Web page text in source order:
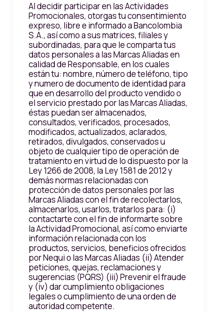
Al decidir participar en las Actividades
Promocionales, otorgas tu consentimiento
expreso, libre e informado a Bancolombia
S.A., así como a sus matrices, filiales y
subordinadas, para que le comparta tus
datos personales a las Marcas Aliadas en
calidad de Responsable, en los cuales
están tu: nombre, número de teléfono, tipo
y numero de documento de identidad para
que en desarrollo del producto vendido o
el servicio prestado por las Marcas Aliadas,
éstas puedan ser almacenados,
consultados, verificados, procesados,
modificados, actualizados, aclarados,
retirados, divulgados, conservados u
objeto de cualquier tipo de operación de
tratamiento en virtud de lo dispuesto por la
Ley 1266 de 2008, la Ley 1581 de 2012 y
demás normas relacionadas con
protección de datos personales por las
Marcas Aliadas con el fin de recolectarlos,
almacenarlos, usarlos, tratarlos para: (i)
contactarte con el fin de informarte sobre
la Actividad Promocional, así como enviarte
información relacionada con los
productos, servicios, beneficios ofrecidos
por Nequi o las Marcas Aliadas (ii) Atender
peticiones, quejas, reclamaciones y
sugerencias (PQRS) (iii) Prevenir el fraude
y (iv) dar cumplimiento obligaciones
legales o cumplimiento de una orden de
autoridad competente.